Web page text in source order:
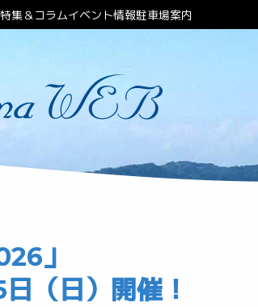
特集＆コラムイベント情報駐車場案内
」
（日）開催！